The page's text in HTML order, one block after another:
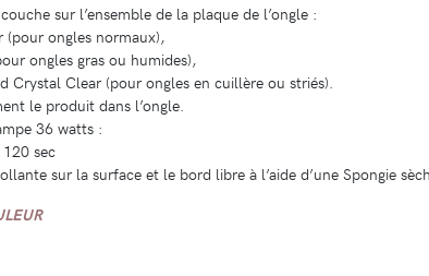
sur l’ensemble de la plaque de l’ongle :
(pour ongles normaux),
ongles gras ou humides),
Crystal Clear (pour ongles en cuillère ou striés).
le produit dans l’ongle.
36 watts :
sec
sur la surface et le bord libre à l’aide d’une Spongie